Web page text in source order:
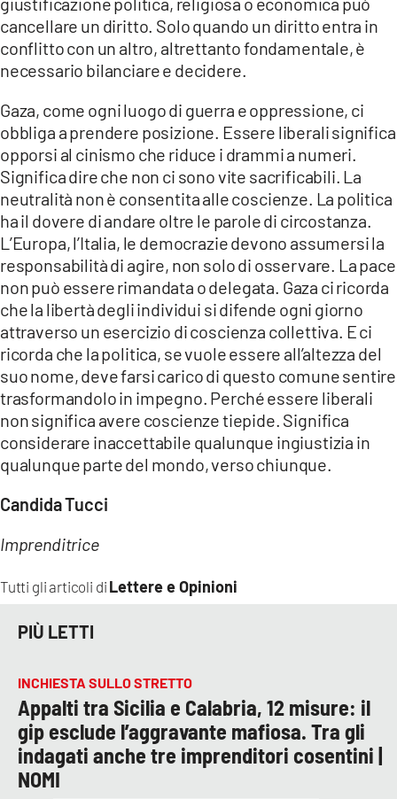
Tutti gli articoli di Lettere e Opinioni
cancellare un diritto. Solo quando un diritto entra in
conflitto con un altro, altrettanto fondamentale, è
necessario bilanciare e decidere.
Gaza, come ogni luogo di guerra e oppressione, ci
obbliga a prendere posizione. Essere liberali significa
opporsi al cinismo che riduce i drammi a numeri.
Significa dire che non ci sono vite sacrificabili. La
neutralità non è consentita alle coscienze. La politica
ha il dovere di andare oltre le parole di circostanza.
L’Europa, l’Italia, le democrazie devono assumersi la
responsabilità di agire, non solo di osservare. La pace
non può essere rimandata o delegata. Gaza ci ricorda
che la libertà degli individui si difende ogni giorno
attraverso un esercizio di coscienza collettiva. E ci
ricorda che la politica, se vuole essere all’altezza del
suo nome, deve farsi carico di questo comune sentire
trasformandolo in impegno. Perché essere liberali
non significa avere coscienze tiepide. Significa
considerare inaccettabile qualunque ingiustizia in
qualunque parte del mondo, verso chiunque.
Candida Tucci
Imprenditrice
PIÙ LETTI
INCHIESTA SULLO STRETTO
Appalti tra Sicilia e Calabria, 12 misure: il
gip esclude l’aggravante mafiosa. Tra gli
indagati anche tre imprenditori cosentini |
NOMI